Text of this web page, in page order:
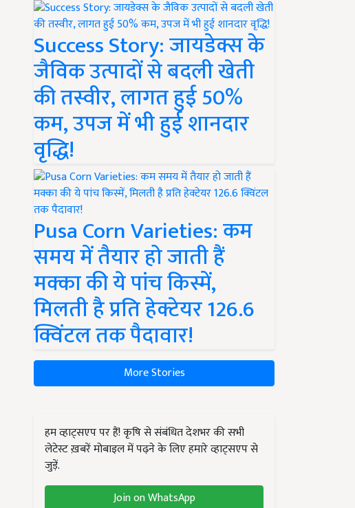
Success Story: जायडेक्स के
जैविक उत्पादों से बदली खेती
की तस्वीर, लागत हुई 50%
कम, उपज में भी हुई शानदार
वृद्धि!
Pusa Corn Varieties: कम
समय में तैयार हो जाती हैं
मक्का की ये पांच किस्में,
मिलती है प्रति हेक्टेयर 126.6
क्विंटल तक पैदावार!
More Stories
हम व्हाट्सएप पर हैं! कृषि से संबंधित देशभर की सभी
लेटेस्ट ख़बरें मोबाइल में पढ़ने के लिए हमारे व्हाट्सएप से
जुड़ें.
Join on WhatsApp